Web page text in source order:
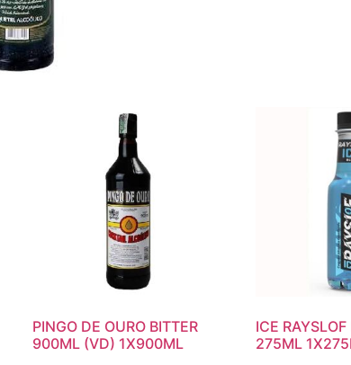
PINGO DE OURO BITTER
900ML (VD) 1X900ML
ICE
275ML